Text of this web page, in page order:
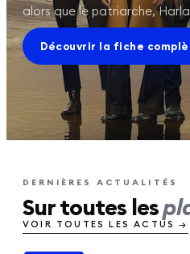
alors que le patriarche,
Découvrir la fiche
DERNIÈRES ACTUALITÉS
Sur toutes les
VOIR TOUTES LES ACTUS →